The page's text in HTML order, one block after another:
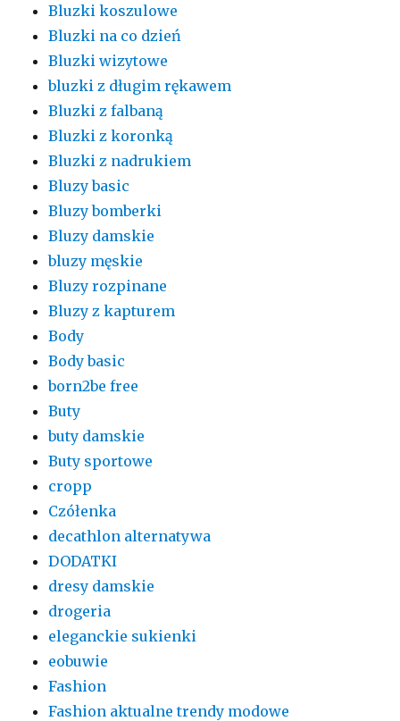
Bluzki koszulowe
Bluzki na co dzień
Bluzki wizytowe
bluzki z długim rękawem
Bluzki z falbaną
Bluzki z koronką
Bluzki z nadrukiem
Bluzy basic
Bluzy bomberki
Bluzy damskie
bluzy męskie
Bluzy rozpinane
Bluzy z kapturem
Body
Body basic
born2be free
Buty
buty damskie
Buty sportowe
cropp
Czółenka
decathlon alternatywa
DODATKI
dresy damskie
drogeria
eleganckie sukienki
eobuwie
Fashion
Fashion aktualne trendy modowe